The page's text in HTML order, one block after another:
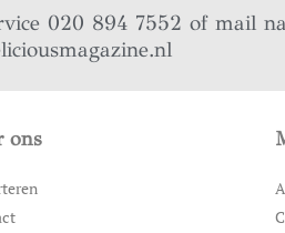
020 894 7552 of mail
ons